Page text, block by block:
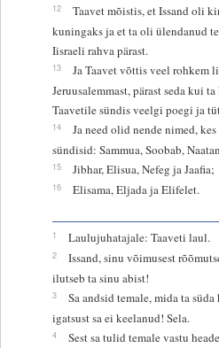
12
Taavet mõistis, et Issand oli
kuningaks ja et ta oli ülendanud
Iisraeli rahva pärast.
13
Ja Taavet võttis veel rohkem
Jeruusalemmast, pärast seda kui
Taavetile sündis veelgi poegi ja
14
Ja need olid nende nimed,
sündisid: Sammua, Soobab,
15 Jibhar, Elisua, Nefeg ja Jaafia;
16 Elisama, Eljada ja Elifelet.
1 Laulujuhatajale: Taaveti laul.
2
Issand, sinu võimusest
ilutseb ta sinu abist!
3
Sa andsid temale, mida ta
igatsust sa ei keelanud! Sela.
4
Sest sa tulid temale vastu